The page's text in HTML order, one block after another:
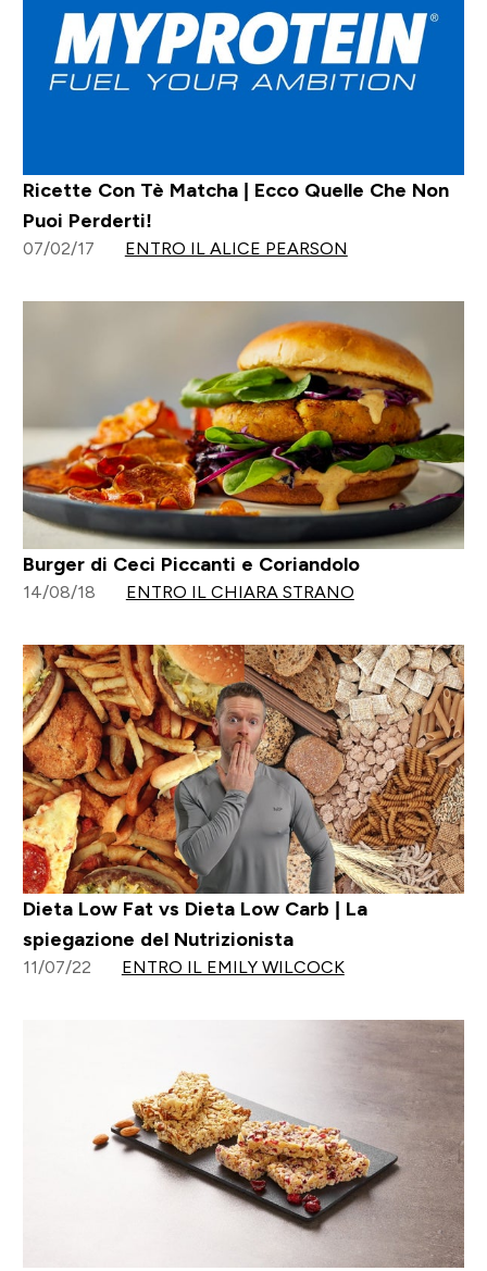
Ricette Con Tè Matcha | Ecco Quelle Che Non
Puoi Perderti!
07/02/17 ENTRO IL ALICE PEARSON
Burger di Ceci Piccanti e Coriandolo
14/08/18 ENTRO IL CHIARA STRANO
Dieta Low Fat vs Dieta Low Carb | La
spiegazione del Nutrizionista
11/07/22 ENTRO IL EMILY WILCOCK